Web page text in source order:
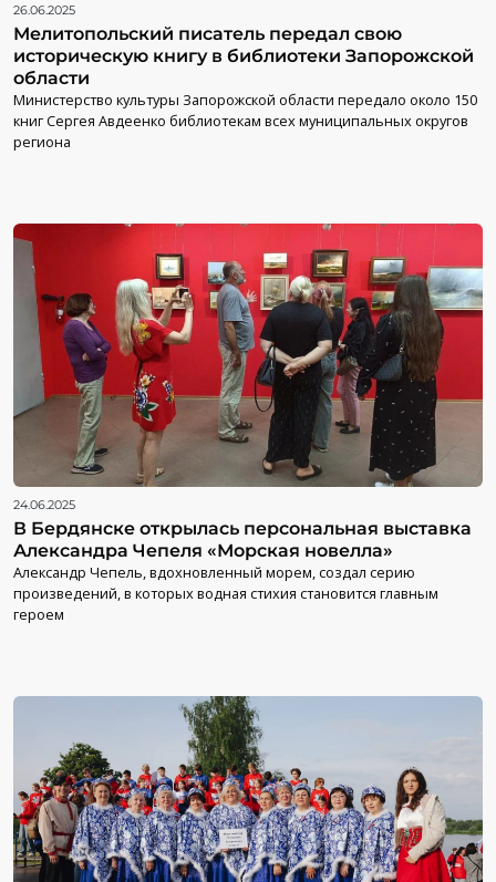
26.06.2025
Мелитопольский писатель передал свою
историческую книгу в библиотеки Запорожской
области
Министерство культуры Запорожской области передало около 150
книг Сергея Авдеенко библиотекам всех муниципальных округов
региона
24.06.2025
В Бердянске открылась персональная выставка
Александра Чепеля «Морская новелла»
Александр Чепель, вдохновленный морем, создал серию
произведений, в которых водная стихия становится главным
героем